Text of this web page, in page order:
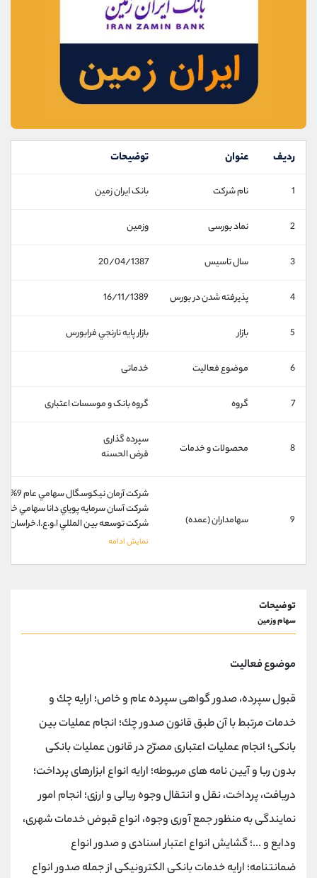
ردیف عنوان توضیحات
1 نام شرکت بانک ايران زمين
2 نماد بورسی وزمین
3 سال تاسیس 20/04/1387
4 پذیرفته شدن در بورس 16/11/1389
5 بازار بازار پايه نارنجي فرابورس
6 موضوع فعالیت خدماتی
7 گروه گروه بانک و موسسات اعتباری
8 محصولات و خدمات
سپرده گذاری
قرض الحسنه
9 سهامداران (عمده)
شركت آرمان نيكوسگال سهامي عام 9%
شركت آسان سرمايه پوياي دانا سهامي خاص
شركت توسعه بين المللي ا.و.ع.ا.خراسان
توضیحات
سهام وزمین
موضوع فعالیت
قبول سپرده، صدور گواهی سپرده عام و خاص؛ ارایه چك و
خدمات مرتبط با آن طبق قانون صدور چك؛ انجام عملیات بین
بانكی؛ انجام عملیات اعتباری مصرّح در قانون عملیات بانكی
بدون ربا و آیین نامه های مربوطه؛ ارایه انواع ابزارهای پرداخت؛
دریافت، پرداخت، نقل و انتقال وجوه ریالی و ارزی؛ انجام امور
نمایندگی به منظور جمع آوری وجوه، انواع قبوض خدمات شهری،
ودایع و ...؛ گشایش انواع اعتبار اسنادی و صدور انواع
ضمانتنامه؛ ارایه خدمات بانكی الكترونیكی از جمله صدور انواع
پشتیبان فروش (محسن یزدی)
تلگرام @Armteam_admin_103